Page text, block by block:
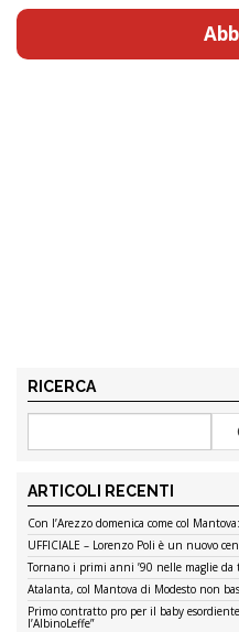
RICERCA
ARTICOLI RECENTI
Con l’Arezzo domenica come col
UFFICIALE – Lorenzo Poli è un nuovo
Tornano i primi anni ’90 nelle maglie da
Atalanta, col Mantova di Modesto non
Primo contratto pro per il baby
l’AlbinoLeffe”